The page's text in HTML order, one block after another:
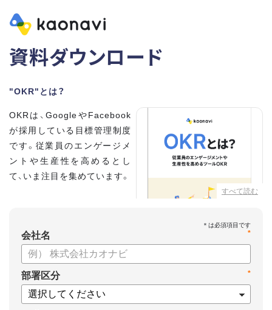
資料ダウンロード
"OKR"とは？
すべて読む
OKRは、GoogleやFacebook
が採用している目標管理制度
です。従業員のエンゲージメ
ントや生産性を高めるとし
て、いま注目を集めています。
・OKRと従来の目標管理制度
との違い
・OKRを導入、運用するにはどうすればいいのか
・OKRの運用を助けるツール
についてまとめましたので、ぜひお役立てください。
*
会社名
*
部署区分